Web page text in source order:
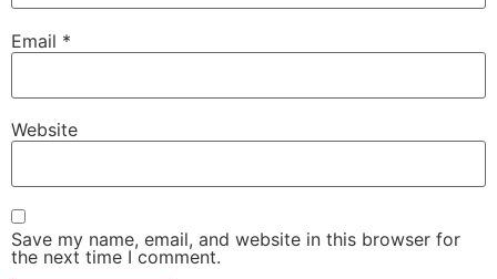
Email *
Website
Save my name, email, and website in this browser for
the next time I comment.